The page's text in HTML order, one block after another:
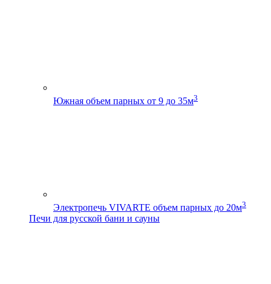
Южная объем парных от 9 до 35м3
Электропечь VIVARTE объем парных до 20м3
Печи для русской бани и сауны